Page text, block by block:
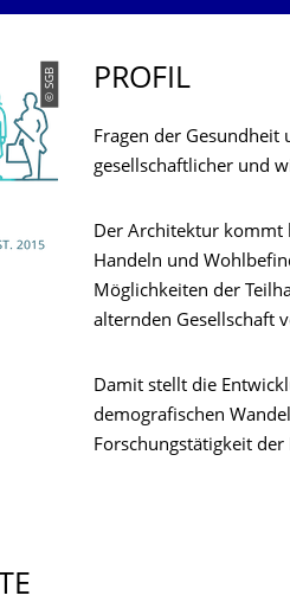
© SGB PROFIL
Fragen der
gesellschaftlicher und
Der Architektur kommt
Handeln und
Möglichkeiten der
alternden Gesellschaft
Damit stellt die
demografischen
Forschungstätigkeit der